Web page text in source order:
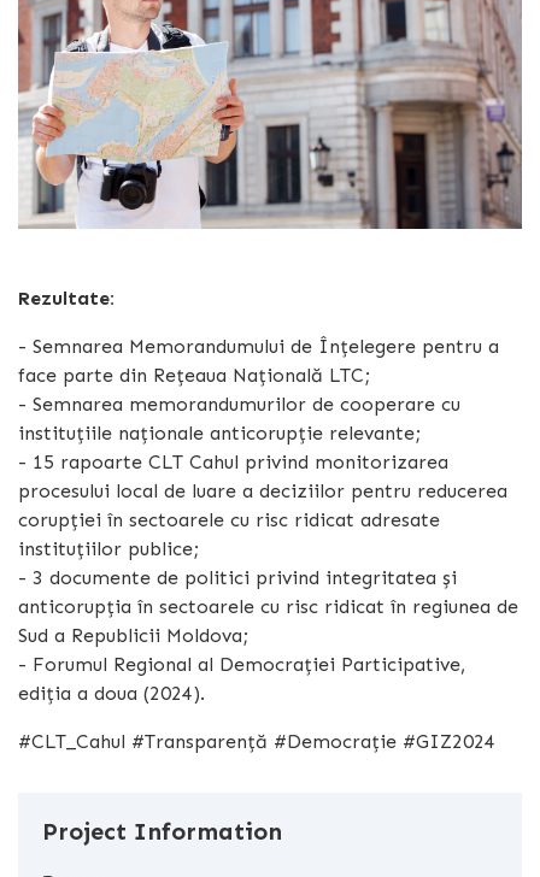
Rezultate:
- Semnarea Memorandumului de Înțelegere pentru a
face parte din Rețeaua Națională LTC;
- Semnarea memorandumurilor de cooperare cu
instituțiile naționale anticorupție relevante;
- 15 rapoarte CLT Cahul privind monitorizarea
procesului local de luare a deciziilor pentru reducerea
corupției în sectoarele cu risc ridicat adresate
instituțiilor publice;
- 3 documente de politici privind integritatea și
anticorupția în sectoarele cu risc ridicat în regiunea de
Sud a Republicii Moldova;
- Forumul Regional al Democrației Participative,
ediția a doua (2024).
#CLT_Cahul #Transparență #Democrație #GIZ2024
Project Information